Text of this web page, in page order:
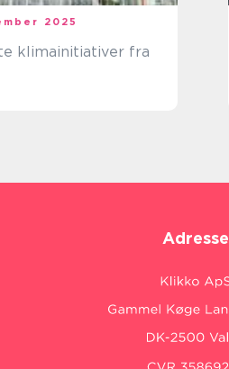
2025
klimainitiativer fra
Adresse